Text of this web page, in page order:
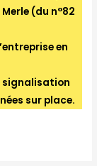
(du n°82
en
signalisation
sur place.